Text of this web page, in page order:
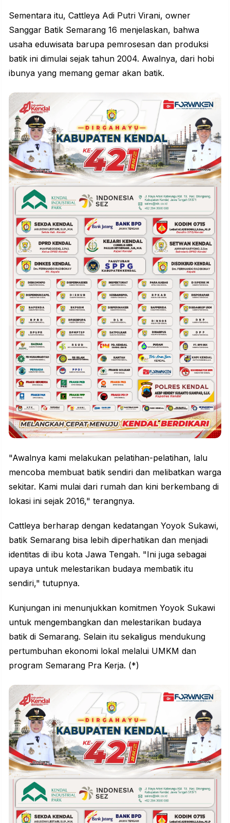
Sementara itu, Cattleya Adi Putri Virani, owner
Sanggar Batik Semarang 16 menjelaskan, bahwa
usaha eduwisata barupa pemrosesan dan produksi
batik ini dimulai sejak tahun 2004. Awalnya, dari hobi
ibunya yang memang gemar akan batik.
"Awalnya kami melakukan pelatihan-pelatihan, lalu
mencoba membuat batik sendiri dan melibatkan warga
sekitar. Kami mulai dari rumah dan kini berkembang di
lokasi ini sejak 2016," terangnya.
Cattleya berharap dengan kedatangan Yoyok Sukawi,
batik Semarang bisa lebih diperhatikan dan menjadi
identitas di ibu kota Jawa Tengah. "Ini juga sebagai
upaya untuk melestarikan budaya membatik itu
sendiri," tutupnya.
Kunjungan ini menunjukkan komitmen Yoyok Sukawi
untuk mengembangkan dan melestarikan budaya
batik di Semarang. Selain itu sekaligus mendukung
pertumbuhan ekonomi lokal melalui UMKM dan
program Semarang Pra Kerja. (*)